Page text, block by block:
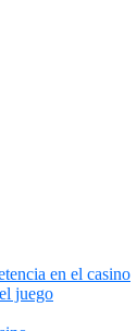
en el casino
juego